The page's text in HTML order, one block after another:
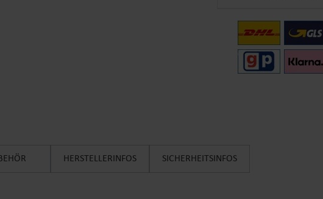
HERSTELLERINFOS SICHERHEITSINFOS